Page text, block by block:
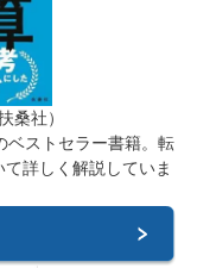
扶桑社）
ベストセラー書籍。転
詳しく解説していま